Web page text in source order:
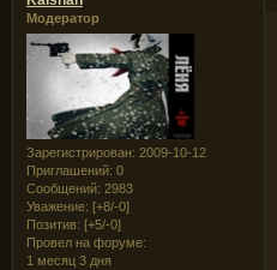
Модератор
Зарегистрирован: 2009-10-12
Приглашений: 0
Сообщений: 2983
Уважение: [+8/-0]
Позитив: [+5/-0]
Провел на форуме:
1 месяц 3 дня